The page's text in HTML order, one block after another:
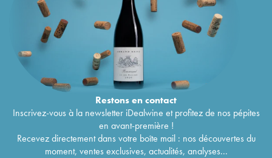
Restons encontact
Inscrivez-vous à la newsletter iDealwine et profitez de nos pépites
en avant-première !
Recevez directement dans votre boîte mail : nos découvertes du
moment, ventes exclusives, actualités, analyses...